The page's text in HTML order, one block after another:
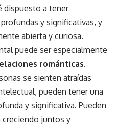
dispuesto a tener
y significativas, y
abierta y curiosa.
puede ser especialmente
románticas.
se sienten atraídas
pueden tener una
y significativa. Pueden
creciendo juntos y